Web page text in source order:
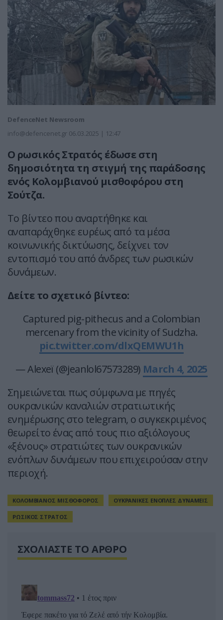
DefenceNet Newsroom
info@defencenet.gr 06.03.2025 | 12:47
O ρωσικός Στρατός έδωσε στη
δημοσιότητα τη στιγμή της παράδοσης
ενός Κολομβιανού μισθοφόρου στη
Σούτζα.
Το βίντεο που αναρτήθηκε και
αναπαράχθηκε ευρέως από τα μέσα
κοινωνικής δικτύωσης, δείχνει τον
εντοπισμό του από άνδρες των ρωσικών
δυνάμεων.
Δείτε το σχετικό βίντεο:
Captured pig-pithecus and a Colombian
mercenary from the vicinity of Sudzha.
pic.twitter.com/dlxQEMWU1h
— Alexeï (@jeanlol67573289) March 4, 2025
Σημειώνεται πως σύμφωνα με πηγές
ουκρανικών καναλιών στρατιωτικής
ενημέρωσης στο telegram, ο συγκεκριμένος
θεωρείτο ένας από τους πιο αξιόλογους
«ξένους» στρατιώτες των ουκρανικών
ενόπλων δυνάμεων που επιχειρούσαν στην
περιοχή.
ΚΟΛΟΜΒΙΑΝΟΣ ΜΙΣΘΟΦΟΡΟΣ ΟΥΚΡΑΝΙΚΕΣ ΕΝΟΠΛΕΣ ΔΥΝΑΜΕΙΣ
ΡΩΣΙΚΟΣ ΣΤΡΑΤΟΣ
ΣΧΟΛΙΑΣΤΕ ΤΟ ΑΡΘΡΟ